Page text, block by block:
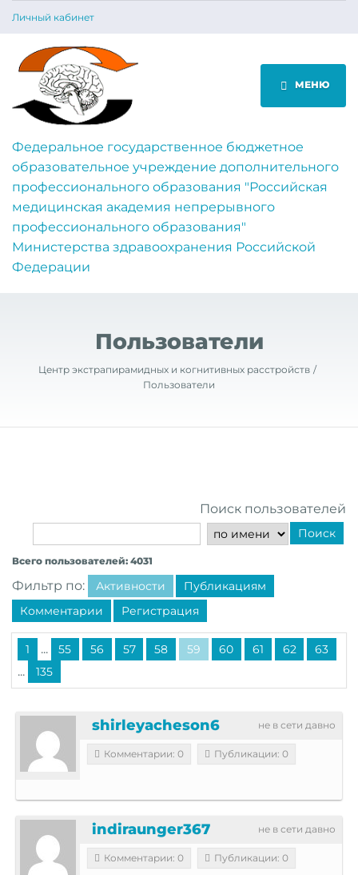
Личный кабинет
МЕНЮ
Федеральное государственное бюджетное
образовательное учреждение дополнительного
профессионального образования "Российская
медицинская академия непрерывного
профессионального образования"
Министерства здравоохранения Российской
Федерации
Пользователи
Центр экстрапирамидных и когнитивных расстройств
Пользователи
Поиск пользователей
Поиск
Всего пользователей: 4031
Фильтр по: Активности
Публикациям
Комментарии
Регистрация
1 ... 55 56 57 58 59 60 61 62 63
... 135
не в сети давно
shirleyacheson6
Комментарии: 0 Публикации: 0
не в сети давно
indiraunger367
Комментарии: 0 Публикации: 0